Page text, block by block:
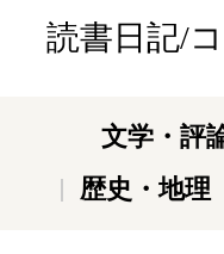
読書日記/
文学・評
歴史・地理